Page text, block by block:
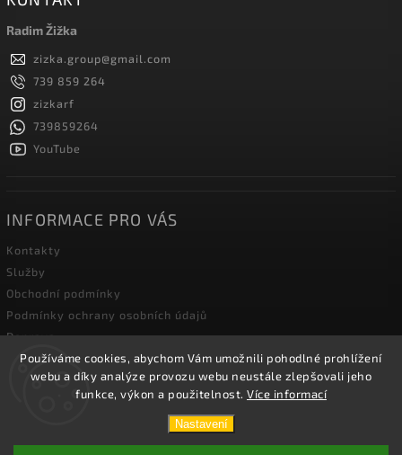
Používáme cookies, abychom Vám umožnili pohodlné prohlížení
webu a díky analýze provozu webu neustále zlepšovali jeho
funkce, výkon a použitelnost. Více informací
Nastavení
Radim Žižka
zizka.group@gmail.com
739 859 264
zizkarf
739859264
YouTube
INFORMACE PRO VÁS
Kontakty
Služby
Obchodní podmínky
Podmínky ochrany osobních údajů
Doprava
Blog zahradní techniky
Žižka R&F s.r.o.. Všechna práva vyhrazena.
Shoptet| DesignShoptak.cz.